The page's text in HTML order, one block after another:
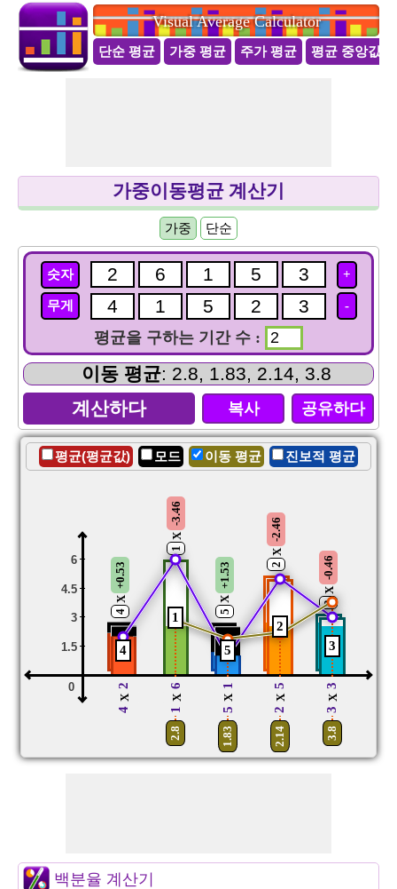
Visual Average Calculator
단순 평균 가중 평균 주가 평균 평균 중앙값
가중이동평균 계산기
가중 단순
숫자
무게
+
-
평균을 구하는 기간 수 :
이동 평균: 2.8, 1.83, 2.14, 3.8
복사 공유하다
평균(평균값) 모드 이동 평균 진보적 평균
6
4.5
3
1.5
0
+0.53
X
4
4
-3.46
X
1
1
+1.53
X
5
5
-2.46
X
2
2
-0.46
X
3
3
2
X
4
6
X
1
1
X
5
5
X
2
3
X
3
2.8 1.83 2.14 3.8
백분율 계산기